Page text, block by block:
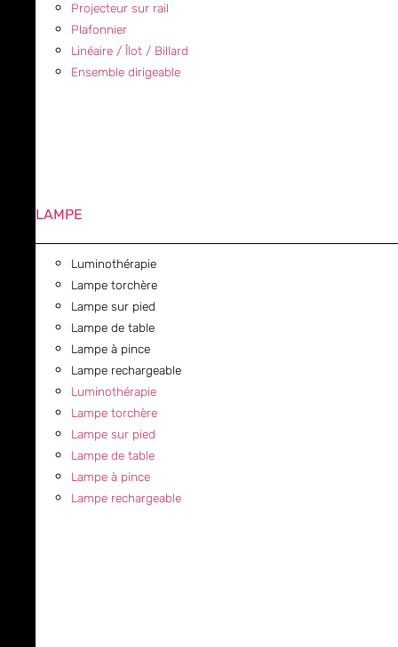
Projecteur sur rail
Plafonnier
Linéaire / Îlot / Billard
Ensemble dirigeable
LAMPE
Luminothérapie
Lampe torchère
Lampe sur pied
Lampe de table
Lampe à pince
Lampe rechargeable
Luminothérapie
Lampe torchère
Lampe sur pied
Lampe de table
Lampe à pince
Lampe rechargeable